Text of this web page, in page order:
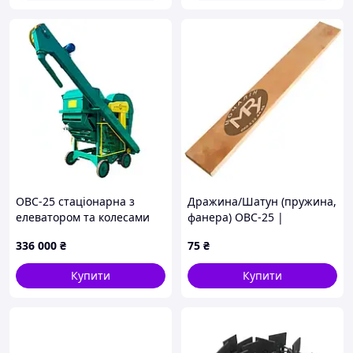
ОВС-25 стаціонарна з
елеватором та колесами
336 000 ₴
Купити
Дражина/Шатун (пружина,
фанера) ОВС-25 |
450х70 ОВС-25 | ОВБ 9034
75 ₴
Купити